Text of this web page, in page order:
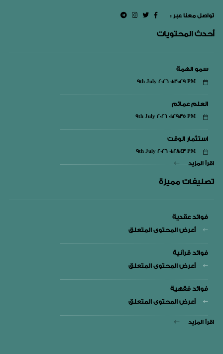
: تواصل معنا عبر
أحدث المحتويات
سمو الهمة
9th July 2026 01:30:29 PM
العلم عمائم
9th July 2026 01:29:35 PM
استثمار الوقت
9th July 2026 01:28:43 PM
اقرأ المزيد
تصنيفات مميزة
فوائد عقدية
أعرض المحتوى المتعلق
فوائد قرآنية
أعرض المحتوى المتعلق
فوائد فقهية
أعرض المحتوى المتعلق
اقرأ المزيد